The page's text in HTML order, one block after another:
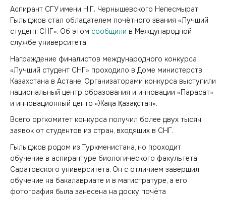
Аспирант СГУ имени Н.Г. Чернышевского Непесмырат
Гылыджов стал обладателем почётного звания «Лучший
студент СНГ». Об этом сообщили в Международной
службе университета.
Награждение финалистов международного конкурса
«Лучший студент СНГ» проходило в Доме министерств
Казахстана в Астане. Организаторами конкурса выступили
национальный центр образования и инновации «Парасат»
и инновационный центр «Жаңа Қазақстан».
Всего оргкомитет конкурса получил более двух тысяч
заявок от студентов из стран, входящих в СНГ.
Гылыджов родом из Туркменистана, но проходит
обучение в аспирантуре биологического факультета
Саратовского университета. Он с отличием завершил
обучение на бакалавриате и в магистратуре, а его
фотография была занесена на доску почёта